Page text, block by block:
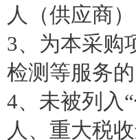
人（供应商
3、为本采购
检测等服务
4、未被列入
人、重大税